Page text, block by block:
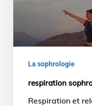
La sophrologie
respiration
Respiration et